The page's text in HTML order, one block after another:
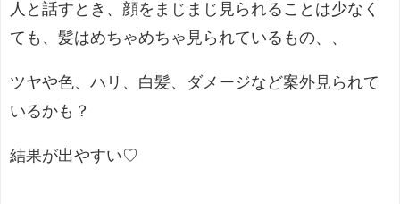
人と話すとき、顔をまじまじ見られることは少なく
ても、髪はめちゃめちゃ見られているもの、、
ツヤや色、ハリ、白髪、ダメージなど案外見られて
いるかも？
結果が出やすい♡